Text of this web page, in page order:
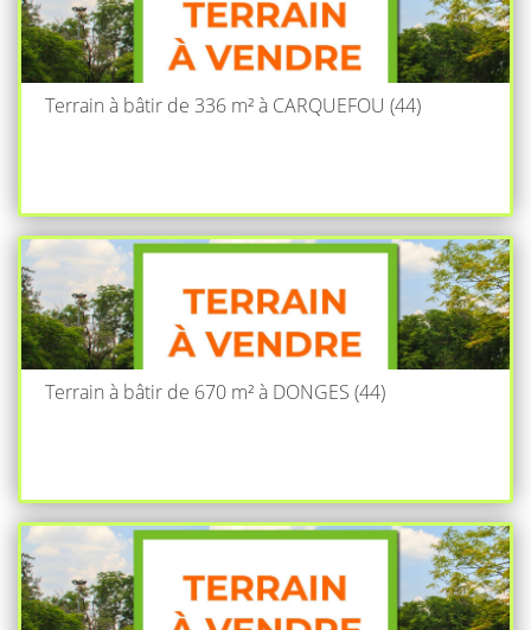
Terrain à bâtir de 336 m² à CARQUEFOU (44)
Terrain à bâtir de 670 m² à DONGES (44)